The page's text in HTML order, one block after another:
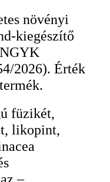
növényi
kiegészítő
2026). Érték
füzikét,
likopint,
–